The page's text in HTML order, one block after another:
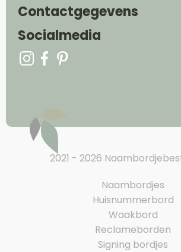
Contactgegevens
Socialmedia
2021 - 2026
Naambordjes
Huisnummerbord
Waakbord
Reclameborden
Signing bordjes